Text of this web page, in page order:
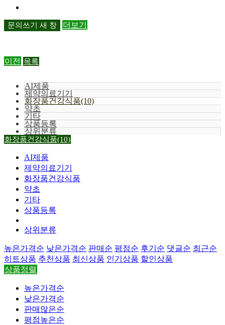
문의쓰기 새 창 더보기
이전 목록
AI제품
제약의료기기
화장품건강식품(10)
약초
기타
상품등록
상위분류
화장품건강식품(10)
AI제품
제약의료기기
화장품건강식품
약초
기타
상품등록
상위분류
높은가격순 낮은가격순 판매순 평점순 후기순 댓글순 최근순
히트상품 추천상품 최신상품 인기상품 할인상품
상품정렬
높은가격순
낮은가격순
판매많은순
평점높은순